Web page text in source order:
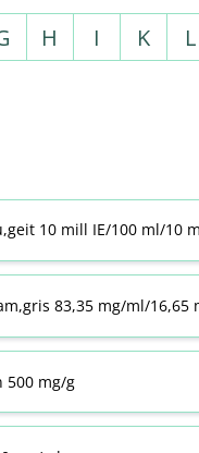
H I K L
10 mill IE/100 ml/10
83,35 mg/ml/16,65
500 mg/g